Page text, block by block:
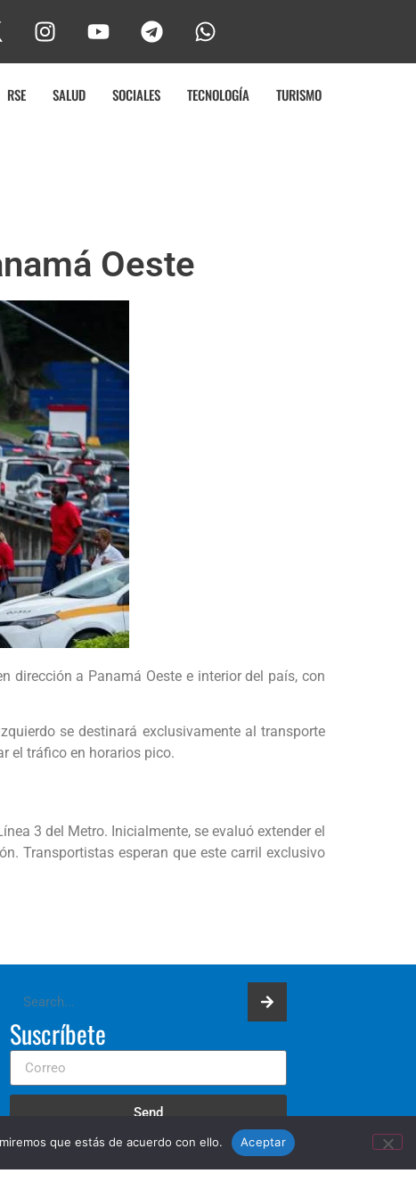
RSE SALUD SOCIALES TECNOLOGÍA TURISMO
Oeste
dirección a Panamá Oeste e interior del país, con
se destinará exclusivamente al transporte
el tráfico en horarios pico.
3 del Metro. Inicialmente, se evaluó extender el
Transportistas esperan que este carril exclusivo
Suscríbete
Send
que estás de acuerdo con ello. Aceptar